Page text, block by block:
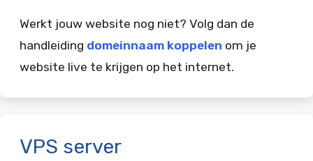
Werkt jouw website nog niet? Volg dan de
handleiding domeinnaam koppelen om je
website live te krijgen op het internet.
VPS server